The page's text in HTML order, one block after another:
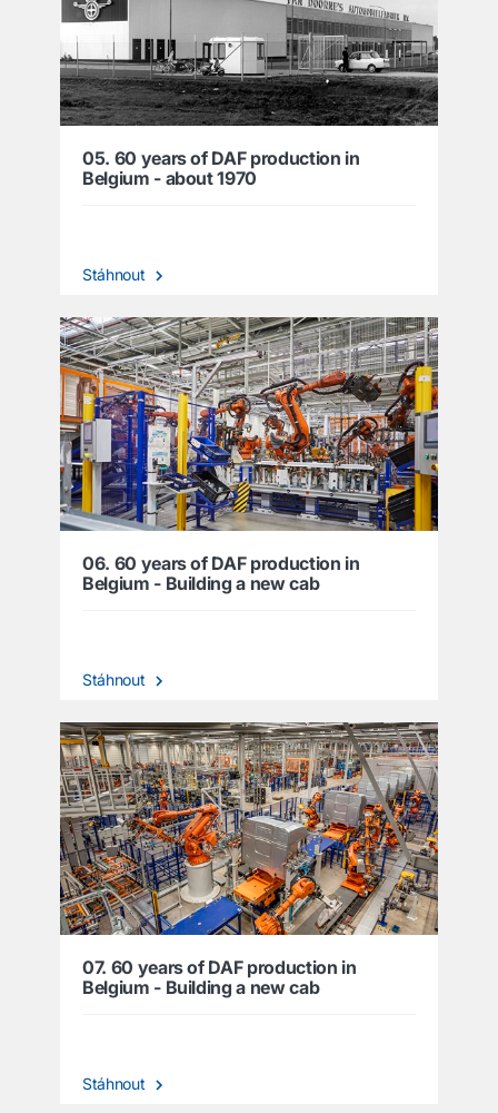
05. 60 years of DAF production in
Belgium - about 1970
Stáhnout
06. 60 years of DAF production in
Belgium - Building a new cab
Stáhnout
07. 60 years of DAF production in
Belgium - Building a new cab
Stáhnout